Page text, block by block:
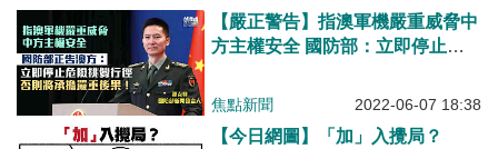
【嚴正警告】指澳軍機嚴重威脅中
方主權安全 國防部：立即停止危
果！
焦點新聞 2022-06-07 18:38
【今日網圖】「加」入攪局？